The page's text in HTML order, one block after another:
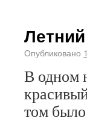
Опубликовано
В одном
том